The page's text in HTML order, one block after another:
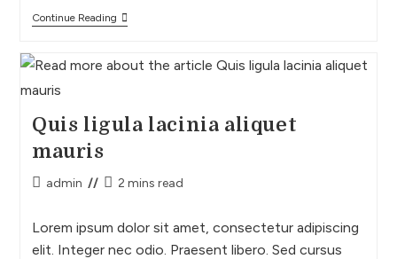
Continue Reading
Quis ligula lacinia aliquet
mauris
admin 2 mins read
Lorem ipsum dolor sit amet, consectetur adipiscing
elit. Integer nec odio. Praesent libero. Sed cursus